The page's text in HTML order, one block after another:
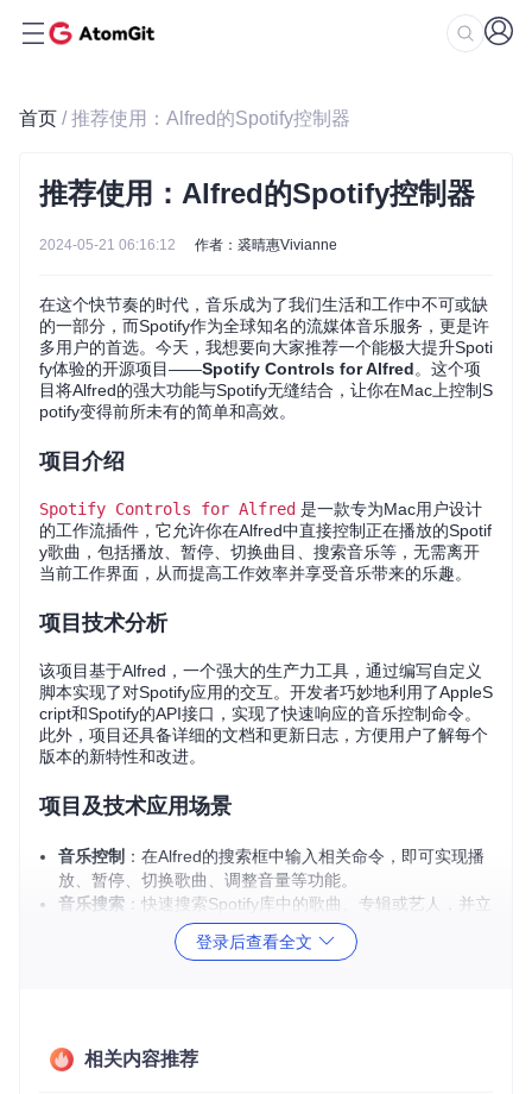
首页 / 推荐使用：Alfred的Spotify控制器
推荐使用：Alfred的Spotify控制器
2024-05-21 06:16:12 作者：裘晴惠Vivianne
在这个快节奏的时代，音乐成为了我们生活和工作中不可或缺
的一部分，而Spotify作为全球知名的流媒体音乐服务，更是许
多用户的首选。今天，我想要向大家推荐一个能极大提升Spoti
fy体验的开源项目——Spotify Controls for Alfred。这个项
目将Alfred的强大功能与Spotify无缝结合，让你在Mac上控制S
potify变得前所未有的简单和高效。
项目介绍
Spotify Controls for Alfred 是一款专为Mac用户设计
的工作流插件，它允许你在Alfred中直接控制正在播放的Spotif
y歌曲，包括播放、暂停、切换曲目、搜索音乐等，无需离开
当前工作界面，从而提高工作效率并享受音乐带来的乐趣。
项目技术分析
该项目基于Alfred，一个强大的生产力工具，通过编写自定义
脚本实现了对Spotify应用的交互。开发者巧妙地利用了AppleS
cript和Spotify的API接口，实现了快速响应的音乐控制命令。
此外，项目还具备详细的文档和更新日志，方便用户了解每个
版本的新特性和改进。
项目及技术应用场景
音乐控制 ：在Alfred的搜索框中输入相关命令，即可实现播
放、暂停、切换歌曲、调整音量等功能。
音乐搜索 ：快速搜索Spotify库中的歌曲、专辑或艺人，并立
：基于喜欢的歌曲或艺术家，轻松创建个性化的电
项目特点
登录后查看全文
相关内容推荐